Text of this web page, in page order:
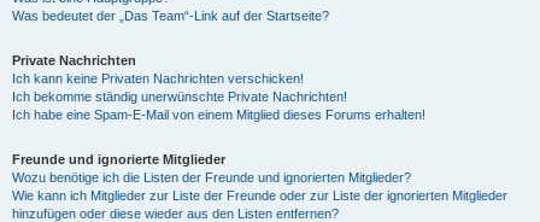
Was bedeutet der „Das Team“-Link auf der Startseite?
Private Nachrichten
Ich kann keine Privaten Nachrichten verschicken!
Ich bekomme ständig unerwünschte Private Nachrichten!
Ich habe eine Spam-E-Mail von einem Mitglied dieses Forums erhalten!
Freunde und ignorierte Mitglieder
Wozu benötige ich die Listen der Freunde und ignorierten Mitglieder?
Wie kann ich Mitglieder zur Liste der Freunde oder zur Liste der ignorierten Mitglieder
hinzufügen oder diese wieder aus den Listen entfernen?